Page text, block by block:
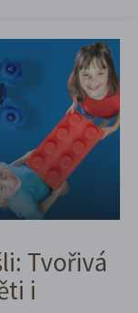
Tvořivá
i